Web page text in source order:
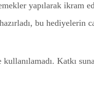
yapılarak ikram
bu hediyelerin
Katkı